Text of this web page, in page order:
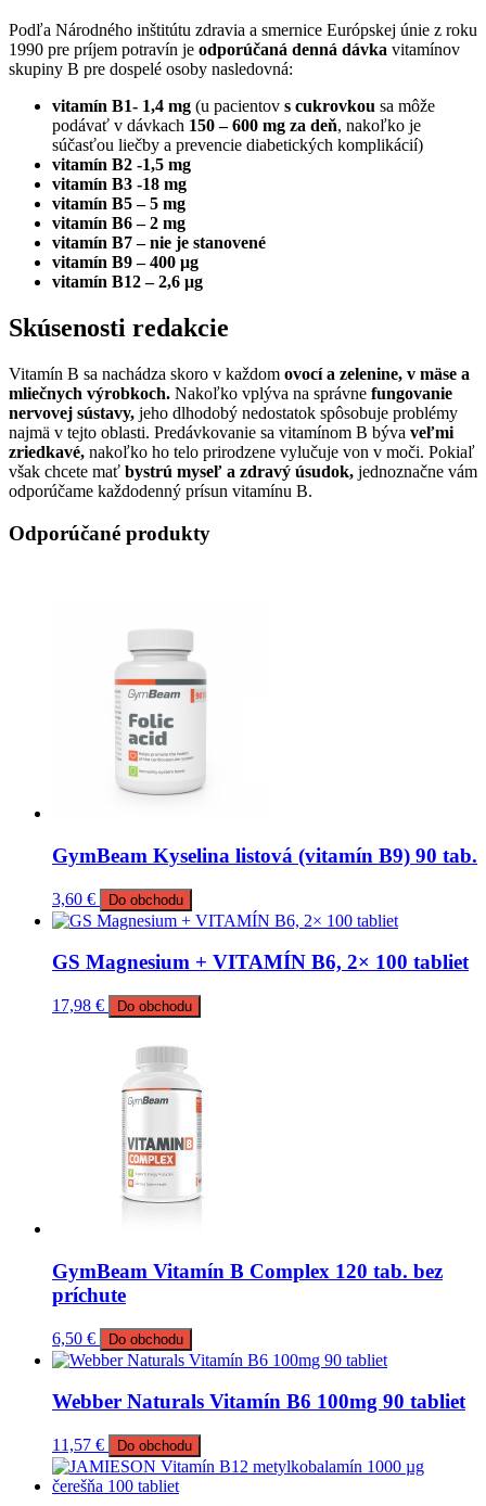
Podľa Národného inštitútu zdravia a smernice Európskej únie z roku
1990 pre príjem potravín je odporúčaná denná dávka vitamínov
skupiny B pre dospelé osoby nasledovná:
vitamín B1- 1,4 mg (u pacientov s cukrovkou sa môže
podávať v dávkach 150 – 600 mg za deň, nakoľko je
súčasťou liečby a prevencie diabetických komplikácií)
vitamín B2 -1,5 mg
vitamín B3 -18 mg
vitamín B5 – 5 mg
vitamín B6 – 2 mg
vitamín B7 – nie je stanovené
vitamín B9 – 400 μg
vitamín B12 – 2,6 μg
Skúsenosti redakcie
Vitamín B sa nachádza skoro v každom ovocí a zelenine, v mäse a
mliečnych výrobkoch. Nakoľko vplýva na správne fungovanie
nervovej sústavy, jeho dlhodobý nedostatok spôsobuje problémy
najmä v tejto oblasti. Predávkovanie sa vitamínom B býva veľmi
zriedkavé, nakoľko ho telo prirodzene vylučuje von v moči. Pokiaľ
však chcete mať bystrú myseľ a zdravý úsudok, jednoznačne vám
odporúčame každodenný prísun vitamínu B.
Odporúčané produkty
GymBeam Kyselina listová (vitamín B9) 90 tab.
3,60 € Do obchodu
GS Magnesium + VITAMÍN B6, 2× 100 tabliet
17,98 € Do obchodu
GymBeam Vitamín B Complex 120 tab. bez
príchute
6,50 € Do obchodu
Webber Naturals Vitamín B6 100mg 90 tabliet
11,57 € Do obchodu